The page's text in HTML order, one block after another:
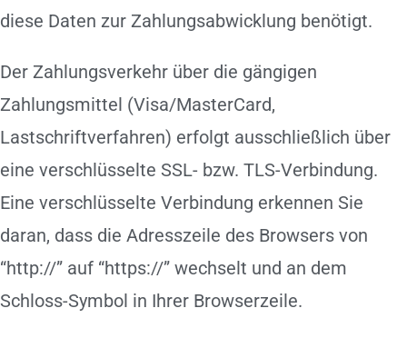
diese Daten zur Zahlungsabwicklung benötigt.
Der Zahlungsverkehr über die gängigen
Zahlungsmittel (Visa/MasterCard,
Lastschriftverfahren) erfolgt ausschließlich über
eine verschlüsselte SSL- bzw. TLS-Verbindung.
Eine verschlüsselte Verbindung erkennen Sie
daran, dass die Adresszeile des Browsers von
“http://” auf “https://” wechselt und an dem
Schloss-Symbol in Ihrer Browserzeile.